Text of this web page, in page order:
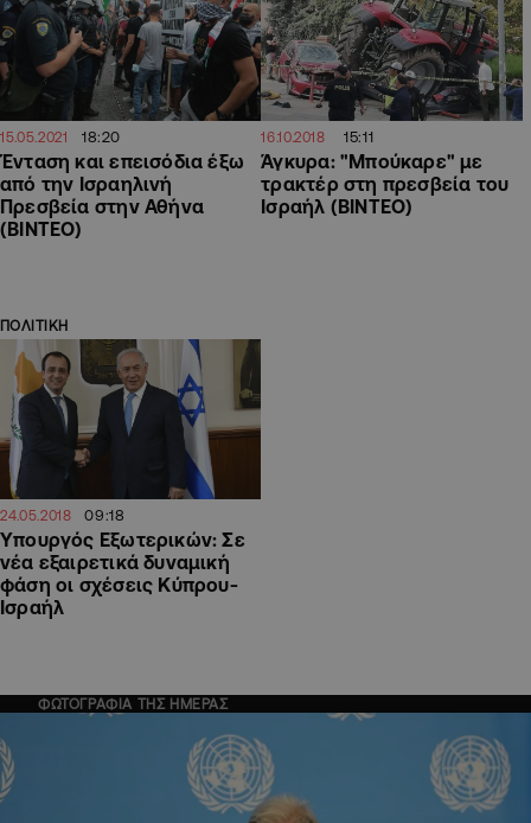
15.05.2021 18:20
Ένταση και επεισόδια έξω
από την Ισραηλινή
Πρεσβεία στην Αθήνα
(ΒΙΝΤΕΟ)
16.10.2018 15:11
Άγκυρα: "Μπούκαρε" με
τρακτέρ στη πρεσβεία του
Ισραήλ (ΒΙΝΤΕΟ)
ΠΟΛΙΤΙΚΗ
24.05.2018 09:18
Yπουργός Εξωτερικών: Σε
νέα εξαιρετικά δυναμική
φάση οι σχέσεις Κύπρου-
Ισραήλ
ΦΩΤΟΓΡΑΦΙΑ ΤΗΣ ΗΜΕΡΑΣ